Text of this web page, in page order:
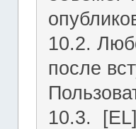
10.2.
после
10.3.